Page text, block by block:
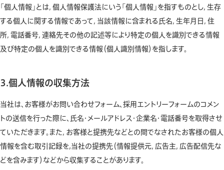
「個人情報」とは，個人情報保護法にいう「個人情報」を指すものとし，生存
する個人に関する情報であって，当該情報に含まれる氏名，生年月日，住
所，電話番号，連絡先その他の記述等により特定の個人を識別できる情報
及び特定の個人を識別できる情報（個人識別情報）を指します。
3.個人情報の収集方法
当社は、お客様がお問い合わせフォーム、採用エントリーフォームのコメン
トの送信を行った際に、氏名・メールアドレス・企業名・電話番号を取得させ
ていただきます。また，お客様と提携先などとの間でなされたお客様の個人
情報を含む取引記録を,当社の提携先（情報提供元，広告主，広告配信先な
どを含みます）などから収集することがあります。